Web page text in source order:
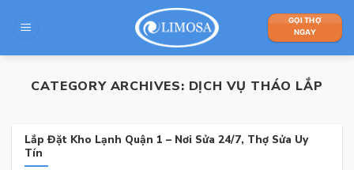
GỌI THỢ
NGAY
CATEGORY ARCHIVES: DỊCH VỤ THÁO LẮP
Lắp Đặt Kho Lạnh Quận 1 – Nơi Sửa 24/7, Thợ Sửa Uy
Tín